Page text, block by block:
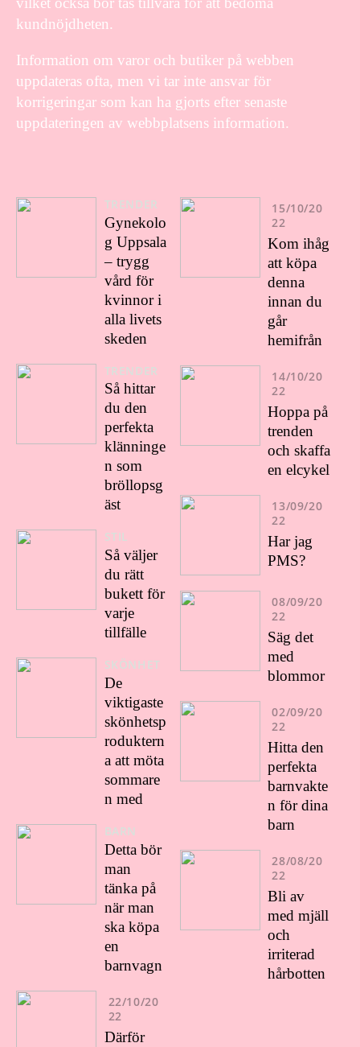
kundnöjdheten.
Information om varor och butiker på webben
uppdateras ofta, men vi tar inte ansvar för
korrigeringar som kan ha gjorts efter senaste
uppdateringen av webbplatsens information.
TRENDER
Gynekolo
g Uppsala
– trygg
vård för
kvinnor i
alla livets
skeden
TRENDER
Så hittar
du den
perfekta
klänninge
n som
bröllopsg
äst
STIL
Så väljer
du rätt
bukett för
varje
tillfälle
SKÖNHET
De
viktigaste
skönhetsp
roduktern
a att möta
sommare
n med
BARN
Detta bör
man
tänka på
när man
ska köpa
en
barnvagn
22/10/20
22
Därför
15/10/20
22
Kom ihåg
att köpa
denna
innan du
går
hemifrån
14/10/20
22
Hoppa på
trenden
och skaffa
en elcykel
13/09/20
22
Har jag
PMS?
08/09/20
22
Säg det
med
blommor
02/09/20
22
Hitta den
perfekta
barnvakte
n för dina
barn
28/08/20
22
Bli av
med mjäll
och
irriterad
hårbotten